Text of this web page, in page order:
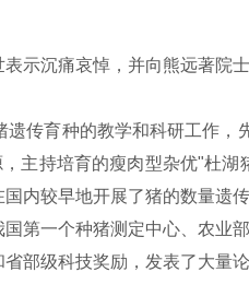
沉痛哀悼，并向熊远著院士
育种的教学和科研工作，
主持培育的瘦肉型杂优"杜
内较早地开展了猪的数量遗
第一个种猪测定中心、农业
部级科技奖励，发表了大量